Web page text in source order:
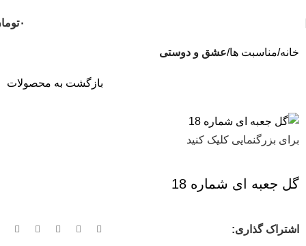
۰
خانه مناسبت ها عشق و دوستی
بازگشت به محصولات
برای بزرگنمایی کلیک کنید
گل جعبه ای شماره 18
اشتراک گذاری: